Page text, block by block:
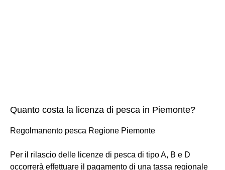
Quanto costa la licenza di pesca in Piemonte?
Regolmanento pesca Regione Piemonte
Per il rilascio delle licenze di pesca di tipo A, B e D
occorrerà effettuare il pagamento di una tassa regionale